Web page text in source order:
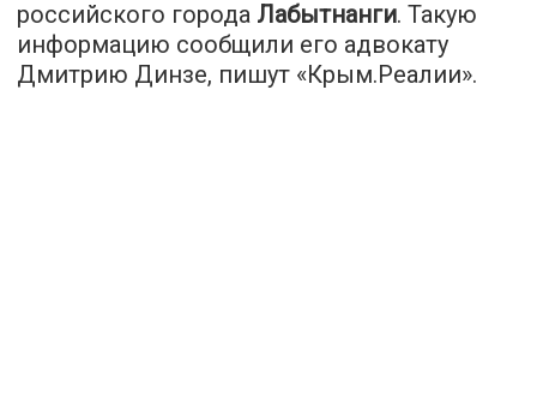
российского города Лабытнанги. Такую
информацию сообщили его адвокату
Дмитрию Динзе, пишут «Крым.Реалии».